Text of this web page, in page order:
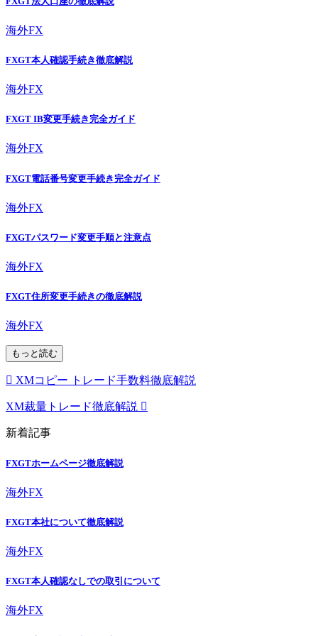
海外FX
FXGT本人確認手続き徹底解説
海外FX
FXGT IB変更手続き完全ガイド
海外FX
FXGT電話番号変更手続き完全ガイド
海外FX
FXGTパスワード変更手順と注意点
海外FX
FXGT住所変更手続きの徹底解説
海外FX
もっと読む
XMコピー トレード手数料徹底解説
XM裁量トレード徹底解説
新着記事
FXGTホームページ徹底解説
海外FX
FXGT本社について徹底解説
海外FX
FXGT本人確認なしでの取引について
海外FX